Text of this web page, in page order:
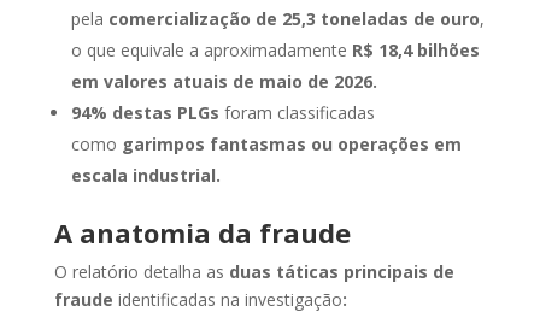
pela comercialização de 25,3 toneladas de ouro,
o que equivale a aproximadamente R$ 18,4 bilhões
em valores atuais de maio de 2026.
94% destas PLGs foram classificadas
como garimpos fantasmas ou operações em
escala industrial.
A anatomia da fraude
O relatório detalha as duas táticas principais de
fraude identificadas na investigação: